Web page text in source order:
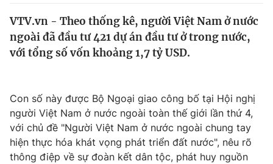
Thế giới
Thế giới đó đây
Câu chuyện quốc tế
Tài chính
Thị trường
Góc doanh nghiệp
Dữ liệu và đời sống
Truyền hình
VTV.vn - Theo thống kê, người Việt Nam ở nước
ngoài đã đầu tư 421 dự án đầu tư ở trong nước,
với tổng số vốn khoảng 1,7 tỷ USD.
Con số này được Bộ Ngoại giao công bố tại Hội nghị
người Việt Nam ở nước ngoài toàn thế giới lần thứ 4,
với chủ đề "Người Việt Nam ở nước ngoài chung tay
hiện thực hóa khát vọng phát triển đất nước", nêu rõ
thông điệp về sự đoàn kết dân tộc, phát huy nguồn